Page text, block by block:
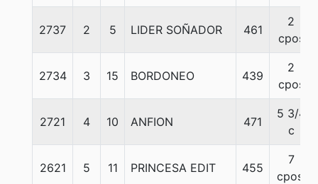
2737 2 5 LIDER SOÑADOR 461
2
cpos
2734 3 15 BORDONEO 439
2
cpos
2721 4 10 ANFION 471
5 3/4
c
2621 5 11 PRINCESA EDIT 455
7
cpos.